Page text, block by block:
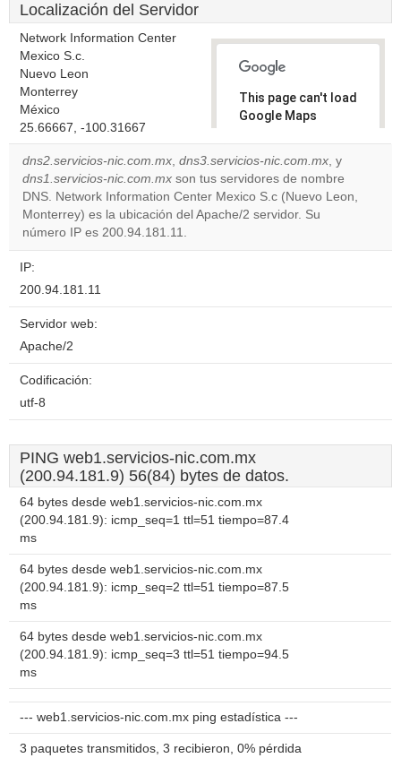
Localización del Servidor
Network Information Center
Mexico S.c.
Nuevo Leon
Monterrey
México
25.66667, -100.31667
This page can't load
Google Maps
Do you
website?
OK
dns2.servicios-nic.com.mx, dns3.servicios-nic.com.mx, y
dns1.servicios-nic.com.mx son tus servidores de nombre
DNS. Network Information Center Mexico S.c (Nuevo Leon,
Monterrey) es la ubicación del Apache/2 servidor. Su
número IP es 200.94.181.11.
IP:
200.94.181.11
Servidor web:
Apache/2
Codificación:
utf-8
PING web1.servicios-nic.com.mx
(200.94.181.9) 56(84) bytes de datos.
64 bytes desde web1.servicios-nic.com.mx
(200.94.181.9): icmp_seq=1 ttl=51 tiempo=87.4
ms
64 bytes desde web1.servicios-nic.com.mx
(200.94.181.9): icmp_seq=2 ttl=51 tiempo=87.5
ms
64 bytes desde web1.servicios-nic.com.mx
(200.94.181.9): icmp_seq=3 ttl=51 tiempo=94.5
ms
--- web1.servicios-nic.com.mx ping estadística ---
3 paquetes transmitidos, 3 recibieron, 0% pérdida